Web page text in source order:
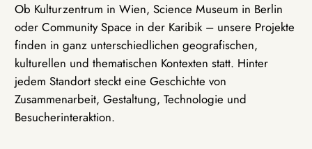
Ob Kulturzentrum in Wien, Science Museum in Berlin
oder Community Space in der Karibik – unsere Projekte
finden in ganz unterschiedlichen geografischen,
kulturellen und thematischen Kontexten statt. Hinter
jedem Standort steckt eine Geschichte von
Zusammenarbeit, Gestaltung, Technologie und
Besucherinteraktion.